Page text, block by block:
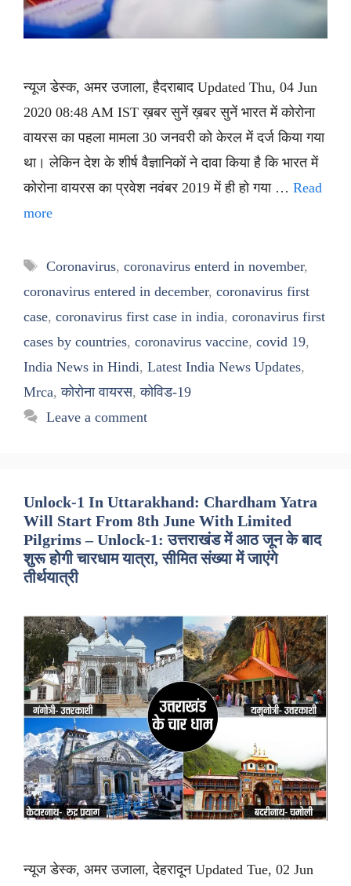
न्यूज डेस्क, अमर उजाला, हैदराबाद Updated Thu, 04 Jun
2020 08:48 AM IST ख़बर सुनें ख़बर सुनें भारत में कोरोना
वायरस का पहला मामला 30 जनवरी को केरल में दर्ज किया गया
था। लेकिन देश के शीर्ष वैज्ञानिकों ने दावा किया है कि भारत में
कोरोना वायरस का प्रवेश नवंबर 2019 में ही हो गया … Read
more
Tags
Coronavirus, coronavirus enterd in november,
coronavirus entered in december, coronavirus first
case, coronavirus first case in india, coronavirus first
cases by countries, coronavirus vaccine, covid 19,
India News in Hindi, Latest India News Updates,
Mrca,कोरोना वायरस,कोविड-19
Leave a comment
Unlock-1 In Uttarakhand: Chardham Yatra
Will Start From 8th June With Limited
Pilgrims – Unlock-1: उत्तराखंड में आठ जून के बाद
शुरू होगी चारधाम यात्रा, सीमित संख्या में जाएंगे
तीर्थयात्री
न्यूज डेस्क, अमर उजाला, देहरादून Updated Tue, 02 Jun